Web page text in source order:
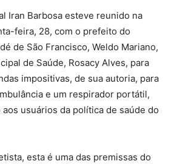
Iran Barbosa esteve reunido na
feira, 28, com o prefeito do
de São Francisco, Weldo Mariano,
de Saúde, Rosacy Alves, para
impositivas, de sua autoria, para
e um respirador portátil,
usuários da política de saúde do
esta é uma das premissas do